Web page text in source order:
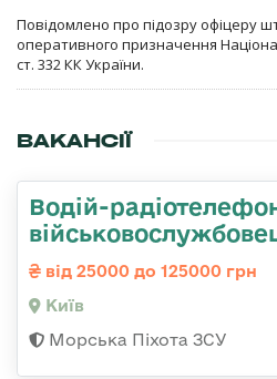
Повідомлено про підозру офіцеру
оперативного призначення
ст. 332 КК України.
ВАКАНСІЇ
Водій-
від 25000 до 125000 грн
Київ
Морська Піхота ЗСУ